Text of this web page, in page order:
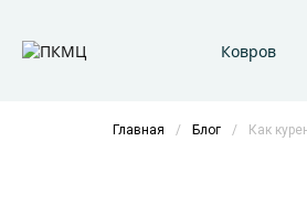
Ковров
Главная / Блог / Как